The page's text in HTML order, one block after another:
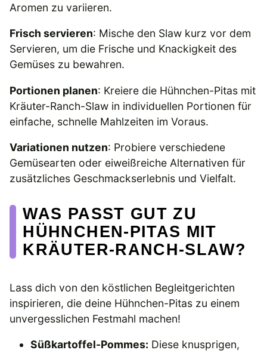
Aromen zu variieren.
Frisch servieren: Mische den Slaw kurz vor dem
Servieren, um die Frische und Knackigkeit des
Gemüses zu bewahren.
Portionen planen: Kreiere die Hühnchen-Pitas mit
Kräuter-Ranch-Slaw in individuellen Portionen für
einfache, schnelle Mahlzeiten im Voraus.
Variationen nutzen: Probiere verschiedene
Gemüsearten oder eiweißreiche Alternativen für
zusätzliches Geschmackserlebnis und Vielfalt.
WAS PASST GUT ZU
HÜHNCHEN-PITAS MIT
KRÄUTER-RANCH-SLAW?
Lass dich von den köstlichen Begleitgerichten
inspirieren, die deine Hühnchen-Pitas zu einem
unvergesslichen Festmahl machen!
Süßkartoffel-Pommes: Diese knusprigen,